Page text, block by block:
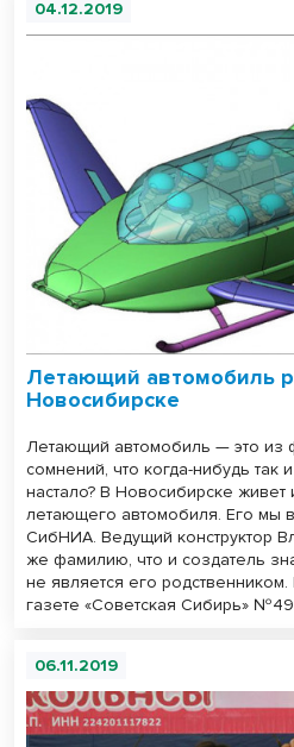
04.12.2019
Летающий автомобиль
Новосибирске
Летающий автомобиль — это из
сомнений, что когда-нибудь так
настало? В Новосибирске живет
летающего автомобиля. Его мы
СибНИА. Ведущий конструктор
же фамилию, что и создатель
не является его
газете «Советская Сибирь»
06.11.2019